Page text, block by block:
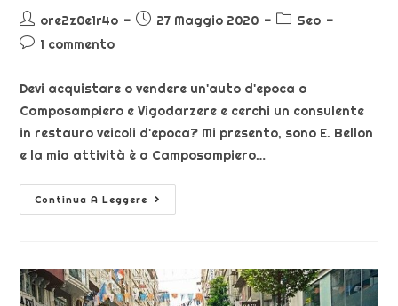
ore2z0e1r4o 27 Maggio 2020
Seo
1 commento
Devi acquistare o vendere un'auto d'epoca a
Camposampiero e Vigodarzere e cerchi un consulente
in restauro veicoli d'epoca? Mi presento, sono E. Bellon
e la mia attività è a Camposampiero…
Continua A Leggere